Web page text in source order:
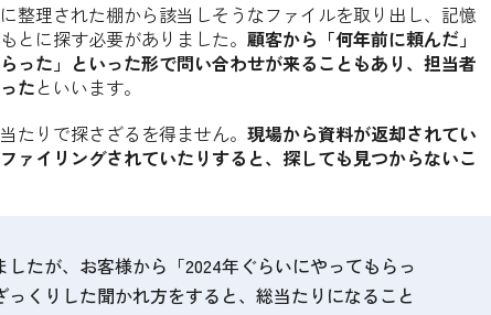
整理された棚から該当しそうなファイルを取り出し、記憶
とに探す必要がありました。 顧客から「何年前に頼んだ」
った」といった形で問い合わせが来ることもあり、担当者
たといいます。
たりで探さざるを得ません。 現場から資料が返却されてい
ァイリングされていたりすると、探しても見つからないこ
たが、お客様から「2024年ぐらいにやってもらっ
くりした聞かれ方をすると、総当たりになること